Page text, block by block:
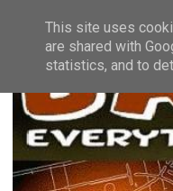
Thursday, August 6.
This site uses
are shared with
statistics, and to